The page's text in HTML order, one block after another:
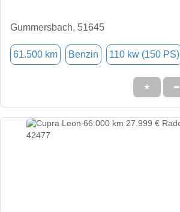
Gummersbach, 51645
61.500 km Benzin 110 kw (150 PS)
★ ➦